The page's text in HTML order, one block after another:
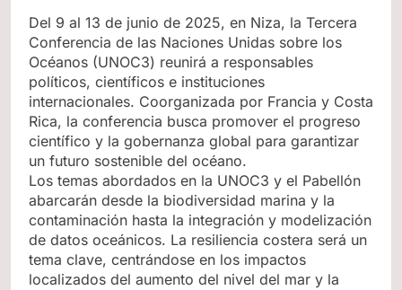
Del 9 al 13 de junio de 2025, en Niza, la Tercera
Conferencia de las Naciones Unidas sobre los
Océanos (UNOC3) reunirá a responsables
políticos, científicos e instituciones
internacionales. Coorganizada por Francia y Costa
Rica, la conferencia busca promover el progreso
científico y la gobernanza global para garantizar
un futuro sostenible del océano.
Los temas abordados en la UNOC3 y el Pabellón
abarcarán desde la biodiversidad marina y la
contaminación hasta la integración y modelización
de datos oceánicos. La resiliencia costera será un
tema clave, centrándose en los impactos
localizados del aumento del nivel del mar y la